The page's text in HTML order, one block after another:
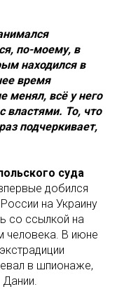
по-моему, в
находился в
время
менял, всё у него
властями. То, что
подчеркивает,
суда
добился
на Украину
со ссылкой на
человека. В июне
в шпионаже,